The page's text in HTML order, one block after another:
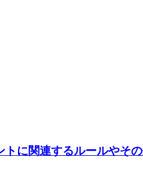
トに関連するルールやそ